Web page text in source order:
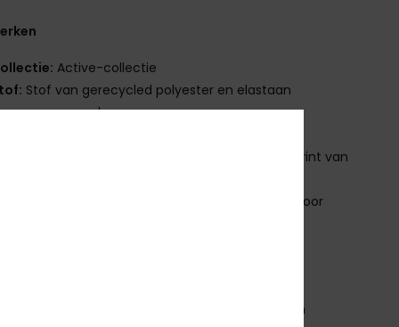
Active-collectie
Stof van gerecycled polyester en elastaan
normale pasvorm
Tape op de achterkant met siliconen print van
Ventilatieopening op de rug voor
85% gerecycled polyester, 15% elastaan